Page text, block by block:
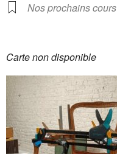
Nos prochains cours
Carte non disponible